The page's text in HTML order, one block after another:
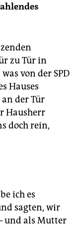
zu Tür in
von der SPD
Hauses
der Tür
Hausherr
doch rein,
ich es
sagten, wir
und als Mutter